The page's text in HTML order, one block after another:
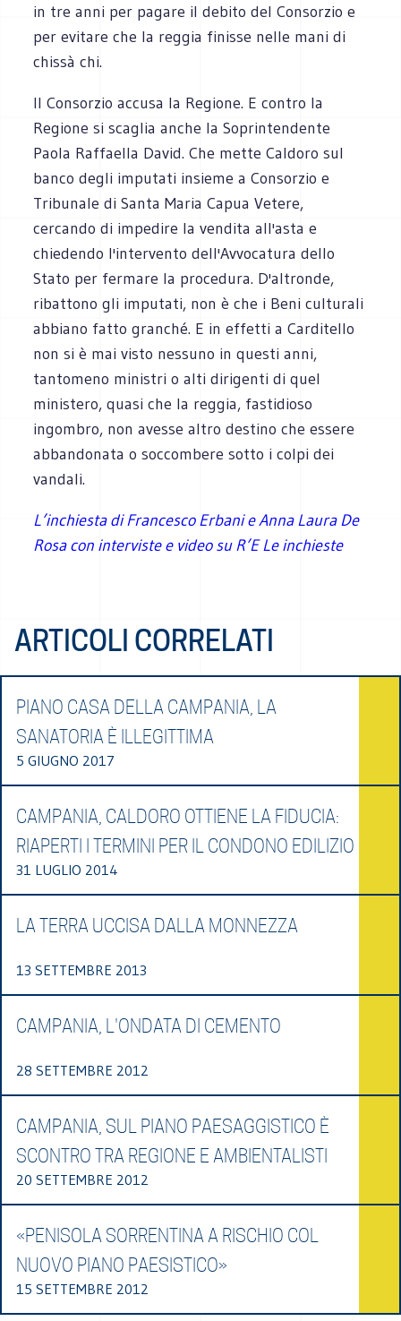
in tre anni per pagare il debito del Consorzio e
per evitare che la reggia finisse nelle mani di
chissà chi.
Il Consorzio accusa la Regione. E contro la
Regione si scaglia anche la Soprintendente
Paola Raffaella David. Che mette Caldoro sul
banco degli imputati insieme a Consorzio e
Tribunale di Santa Maria Capua Vetere,
cercando di impedire la vendita all'asta e
chiedendo l'intervento dell'Avvocatura dello
Stato per fermare la procedura. D'altronde,
ribattono gli imputati, non è che i Beni culturali
abbiano fatto granché. E in effetti a Carditello
non si è mai visto nessuno in questi anni,
tantomeno ministri o alti dirigenti di quel
ministero, quasi che la reggia, fastidioso
ingombro, non avesse altro destino che essere
abbandonata o soccombere sotto i colpi dei
vandali.
L’inchiesta di Francesco Erbani e Anna Laura De
Rosa con interviste e video su R’E Le inchieste
ARTICOLI CORRELATI
PIANO CASA DELLA CAMPANIA, LA
SANATORIA È ILLEGITTIMA
5 GIUGNO 2017
CAMPANIA, CALDORO OTTIENE LA FIDUCIA:
RIAPERTI I TERMINI PER IL CONDONO EDILIZIO
31 LUGLIO 2014
LA TERRA UCCISA DALLA MONNEZZA
13 SETTEMBRE 2013
CAMPANIA, L'ONDATA DI CEMENTO
28 SETTEMBRE 2012
CAMPANIA, SUL PIANO PAESAGGISTICO È
SCONTRO TRA REGIONE E AMBIENTALISTI
20 SETTEMBRE 2012
«PENISOLA SORRENTINA A RISCHIO COL
NUOVO PIANO PAESISTICO»
15 SETTEMBRE 2012